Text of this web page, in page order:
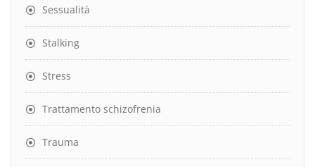
Sessualità
Stalking
Stress
Trattamento schizofrenia
Trauma